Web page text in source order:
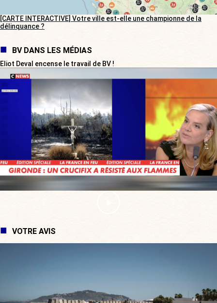
[CARTE INTERACTIVE] Votre ville est-elle une championne de la
délinquance ?
BV DANS LES MÉDIAS
Eliot Deval encense le travail de BV !
VOTRE AVIS